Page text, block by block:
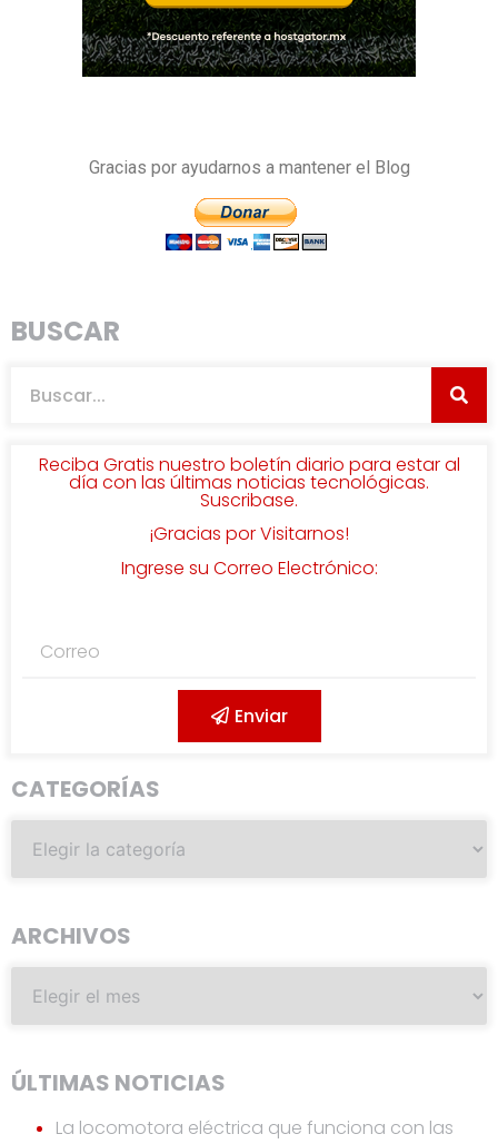
Gracias por ayudarnos a mantener el Blog
BUSCAR
Reciba Gratis nuestro boletín diario para estar al
día con las últimas noticias tecnológicas.
Suscribase.
¡Gracias por Visitarnos!
Ingrese su Correo Electrónico:
Enviar
CATEGORÍAS
ARCHIVOS
ÚLTIMAS NOTICIAS
La locomotora eléctrica que funciona con las